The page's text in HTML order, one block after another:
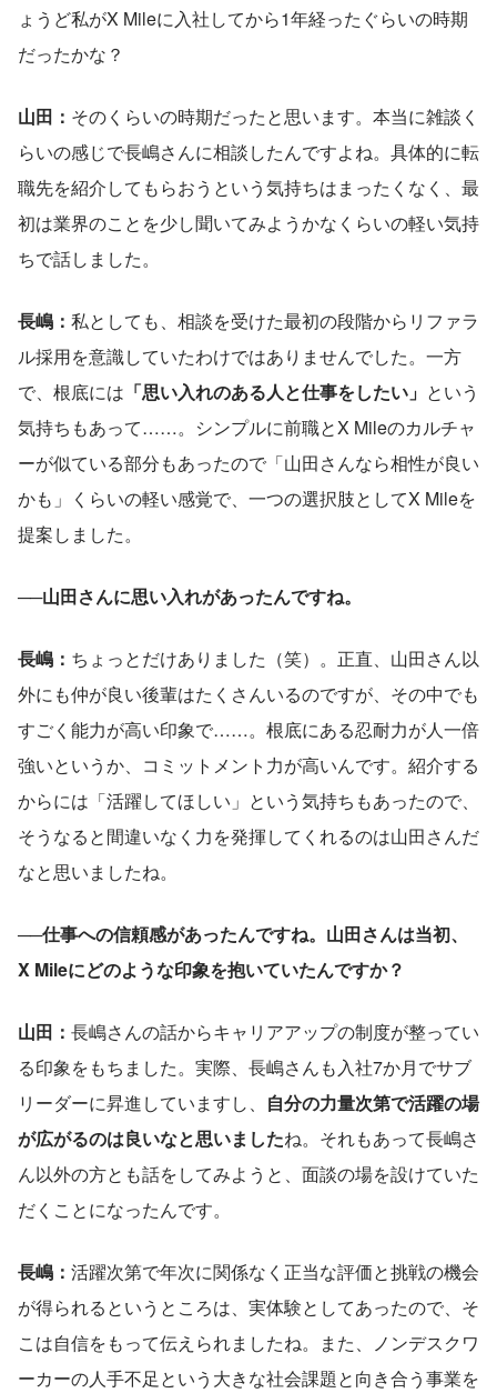
ょうど私がX Mileに入社してから1年経ったぐらいの時期
だったかな？
山田： そのくらいの時期だったと思います。本当に雑談く
らいの感じで長嶋さんに相談したんですよね。具体的に転
職先を紹介してもらおうという気持ちはまったくなく、最
初は業界のことを少し聞いてみようかなくらいの軽い気持
ちで話しました。
長嶋： 私としても、相談を受けた最初の段階からリファラ
ル採用を意識していたわけではありませんでした。一方
で、根底には 「思い入れのある人と仕事をしたい」 という
気持ちもあって……。シンプルに前職とX Mileのカルチャ
ーが似ている部分もあったので「山田さんなら相性が良い
かも」くらいの軽い感覚で、一つの選択肢としてX Mileを
提案しました。
──山田さんに思い入れがあったんですね。
長嶋： ちょっとだけありました（笑）。正直、山田さん以
外にも仲が良い後輩はたくさんいるのですが、その中でも
すごく能力が高い印象で……。根底にある忍耐力が人一倍
強いというか、コミットメント力が高いんです。紹介する
からには「活躍してほしい」という気持ちもあったので、
そうなると間違いなく力を発揮してくれるのは山田さんだ
なと思いましたね。
──仕事への信頼感があったんですね。山田さんは当初、
X Mileにどのような印象を抱いていたんですか？
山田： 長嶋さんの話からキャリアアップの制度が整ってい
る印象をもちました。実際、長嶋さんも入社7か月でサブ
リーダーに昇進していますし、 自分の力量次第で活躍の場
が広がるのは良いなと思いましたね。それもあって長嶋さ
ん以外の方とも話をしてみようと、面談の場を設けていた
だくことになったんです。
長嶋： 活躍次第で年次に関係なく正当な評価と挑戦の機会
が得られるというところは、実体験としてあったので、そ
こは自信をもって伝えられましたね。また、ノンデスクワ
ーカーの人手不足という大きな社会課題と向き合う事業を